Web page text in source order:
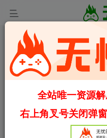
00:00/01:19
全站唯一资源
右上角叉号关闭弹